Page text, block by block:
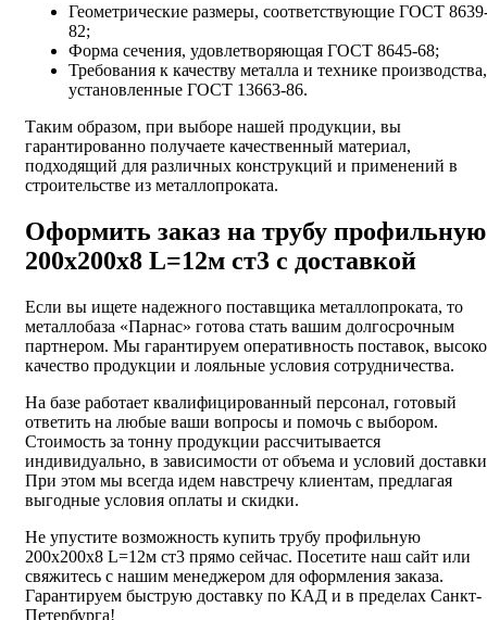
Геометрические размеры, соответствующие ГОСТ
82;
Форма сечения, удовлетворяющая ГОСТ 8645-68;
Требования к качеству металла и технике производства,
установленные ГОСТ 13663-86.
Таким образом, при выборе нашей продукции, вы
гарантированно получаете качественный материал,
подходящий для различных конструкций и применений в
строительстве из металлопроката.
Оформить заказ на трубу профильную
200х200х8 L=12м ст3 с доставкой
Если вы ищете надежного поставщика металлопроката, то
металлобаза «Парнас» готова стать вашим долгосрочным
партнером. Мы гарантируем оперативность поставок,
качество продукции и лояльные условия сотрудничества.
На базе работает квалифицированный персонал, готовый
ответить на любые ваши вопросы и помочь с выбором.
Стоимость за тонну продукции рассчитывается
индивидуально, в зависимости от объема и условий
При этом мы всегда идем навстречу клиентам, предлагая
выгодные условия оплаты и скидки.
Не упустите возможность купить трубу профильную
200х200х8 L=12м ст3 прямо сейчас. Посетите наш сайт или
свяжитесь с нашим менеджером для оформления заказа.
Гарантируем быструю доставку по КАД и в пределах Санкт-
Петербурга!